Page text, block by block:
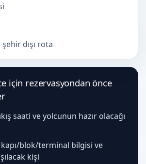
dışı rota
için rezervasyondan önce
saati ve yolcunun hazır olacağı
blok/terminal bilgisi ve
kişi